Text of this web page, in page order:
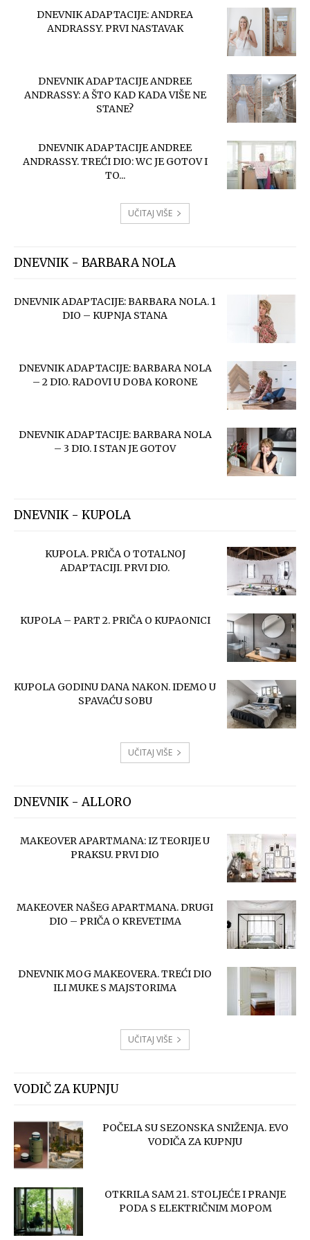
DNEVNIK ADAPTACIJE: ANDREA
ANDRASSY. PRVI NASTAVAK
DNEVNIK ADAPTACIJE ANDREE
ANDRASSY: A ŠTO KAD KADA VIŠE NE
STANE?
DNEVNIK ADAPTACIJE ANDREE
ANDRASSY. TREĆI DIO: WC JE GOTOV I
TO...
UČITAJ VIŠE
DNEVNIK - BARBARA NOLA
DNEVNIK ADAPTACIJE: BARBARA NOLA. 1
DIO – KUPNJA STANA
DNEVNIK ADAPTACIJE: BARBARA NOLA
– 2 DIO. RADOVI U DOBA KORONE
DNEVNIK ADAPTACIJE: BARBARA NOLA
– 3 DIO. I STAN JE GOTOV
DNEVNIK - KUPOLA
KUPOLA. PRIČA O TOTALNOJ
ADAPTACIJI. PRVI DIO.
KUPOLA – PART 2. PRIČA O KUPAONICI
KUPOLA GODINU DANA NAKON. IDEMO U
SPAVAĆU SOBU
UČITAJ VIŠE
DNEVNIK - ALLORO
MAKEOVER APARTMANA: IZ TEORIJE U
PRAKSU. PRVI DIO
MAKEOVER NAŠEG APARTMANA. DRUGI
DIO – PRIČA O KREVETIMA
DNEVNIK MOG MAKEOVERA. TREĆI DIO
ILI MUKE S MAJSTORIMA
UČITAJ VIŠE
VODIČ ZA KUPNJU
POČELA SU SEZONSKA SNIŽENJA. EVO
VODIČA ZA KUPNJU
OTKRILA SAM 21. STOLJEĆE I PRANJE
PODA S ELEKTRIČNIM MOPOM